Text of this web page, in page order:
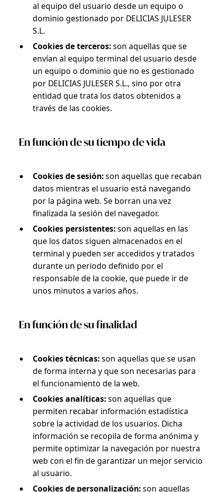
al equipo del usuario desde un equipo o
dominio gestionado por DELICIAS JULESER
S.L.
Cookies de terceros:son aquellas que se
envían al equipo terminal del usuario desde
un equipo o dominio que no es gestionado
por DELICIAS JULESER S.L., sino por otra
entidad que trata los datos obtenidos a
través de las cookies.
En función de su tiempo de vida
Cookies de sesión:son aquellas que recaban
datos mientras el usuario está navegando
por la página web. Se borran una vez
finalizada la sesión del navegador.
Cookies persistentes:son aquellas en las
que los datos siguen almacenados en el
terminal y pueden ser accedidos y tratados
durante un periodo definido por el
responsable de la cookie, que puede ir de
unos minutos a varios años.
En función de su finalidad
Cookies técnicas:son aquellas que se usan
de forma interna y que son necesarias para
el funcionamiento de la web.
Cookies analíticas:son aquellas que
permiten recabar información estadística
sobre la actividad de los usuarios. Dicha
información se recopila de forma anónima y
permite optimizar la navegación por nuestra
web con el fin de garantizar un mejor servicio
al usuario.
Cookies de personalización:son aquellas